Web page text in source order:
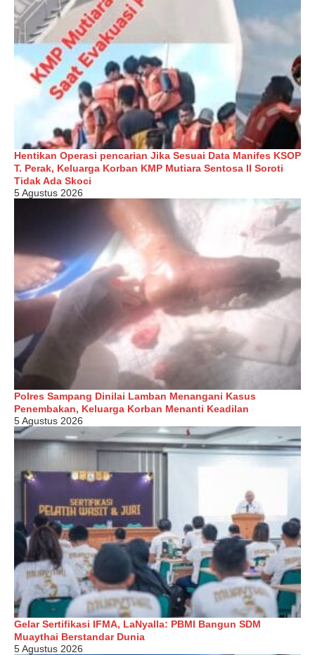
Hentikan Operasi pencarian Jika Sesuai Data Manifes KSOP
T. Perak, Keluarga Korban KMP Mutiara Sentosa II Soroti
Tidak Ada Skoci
5 Agustus 2026
Polres Sampang Dinilai Lamban Menangani Kasus
Penembakan, Keluarga Korban Menanti Keadilan
5 Agustus 2026
Gelar Sertifikasi IFMA, LaNyalla: PBMI Bangun SDM
Muaythai Berstandar Dunia
5 Agustus 2026